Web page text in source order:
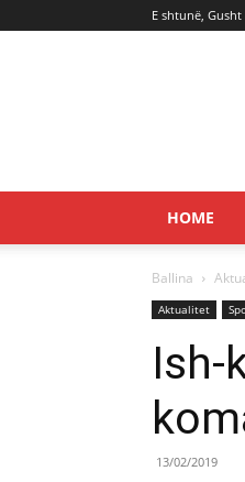
E shtunë, Gusht
HOME
Ballina
Aktualitet
Ish-
13/02/2019